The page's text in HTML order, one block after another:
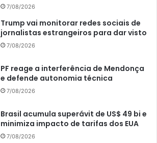
7/08/2026
Trump vai monitorar redes sociais de
jornalistas estrangeiros para dar visto
7/08/2026
PF reage a interferência de Mendonça
e defende autonomia técnica
7/08/2026
Brasil acumula superávit de US$ 49 bi e
minimiza impacto de tarifas dos EUA
7/08/2026